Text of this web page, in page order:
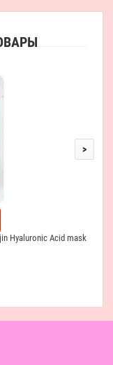
Hyaluronic Acid mask
>